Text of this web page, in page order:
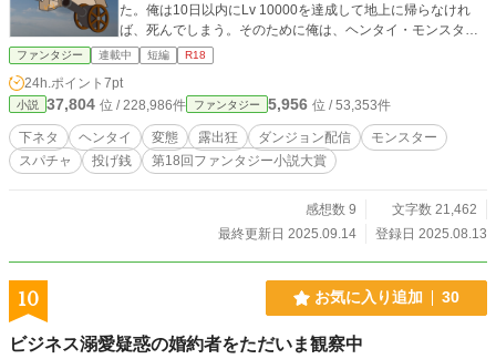
た。俺は10日以内にLv 10000を達成して地上に帰らなけれ
ば、死んでしまう。そのために俺は、ヘンタイ・モンスター
を自慢の巨砲で昇天させ、その様子をHenTubeで配信してス
パチャを獲得する！ 各話のタイトルに付く【Lv 0】等は、各
話初めのライフレベルです。 R15版をネオページで投稿して
います。 ※都合上、青スパチャ、黄スパチャ、赤スパチャと
チンケルの回復Lvをそれぞれ300、500、1000、1000へ変え
ました。地上への帰還期限も5日から10日へ変更しました。
ファンタジー 連載中 短編 R18
24h.ポイント 7pt
小説 37,804 位 / 228,986件 ファンタジー 5,956 位 / 53,353件
下ネタ ヘンタイ 変態 露出狂 ダンジョン配信
モンスター
スパチャ
投げ銭 第18回ファンタジー小説大賞
感想数 9
文字数 21,462
最終更新日 2025.09.14
登録日 2025.08.13
10 お気に入り追加 30
ビジネス溺愛疑惑の婚約者をただいま観察中